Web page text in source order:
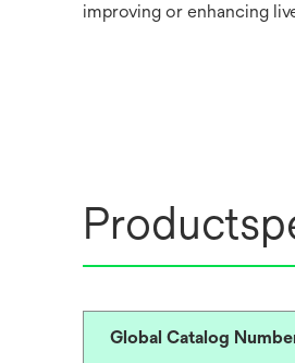
improving or enhancing
Global Catalog